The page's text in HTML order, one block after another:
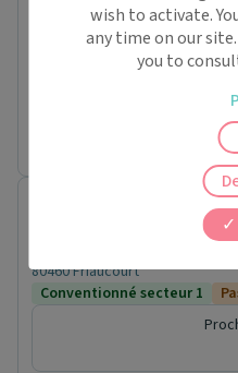
À partir de
Médecin généraliste
80460 Friaucourt
Conventionné secteur 1
wish to activate.
any time on our
you to